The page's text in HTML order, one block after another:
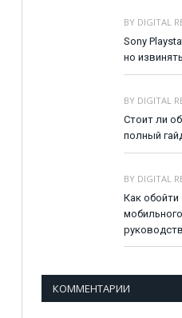
BY DIGITAL
Sony
но
BY DIGITAL
Стоит ли
полный
BY DIGITAL
Как обойти
КОММЕНТАРИИ